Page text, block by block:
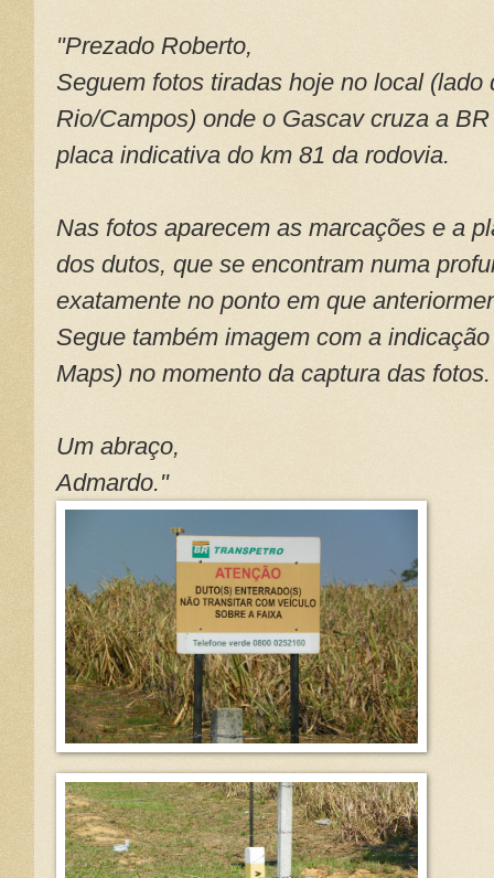
"Prezado Roberto,
Seguem fotos tiradas hoje no local (lado
Rio/Campos) onde o Gascav cruza a
placa indicativa do km 81 da rodovia.
Nas fotos aparecem as marcações e a
dos dutos, que se encontram numa
exatamente no ponto em que
Segue também imagem com a
Maps) no momento da captura das fotos.
Um abraço,
Admardo."